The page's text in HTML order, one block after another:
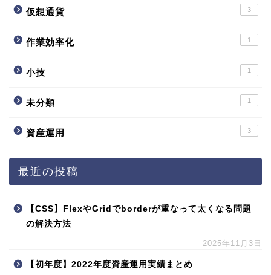
仮想通貨 3
作業効率化 1
小技 1
未分類 1
資産運用 3
最近の投稿
【CSS】FlexやGridでborderが重なって太くなる問題
の解決方法
2025年11月3日
【初年度】2022年度資産運用実績まとめ